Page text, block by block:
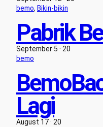
bemo, Bikin-bikin
Pabrik
September 5 · 20
bemo
Lagi
August 17 · 20